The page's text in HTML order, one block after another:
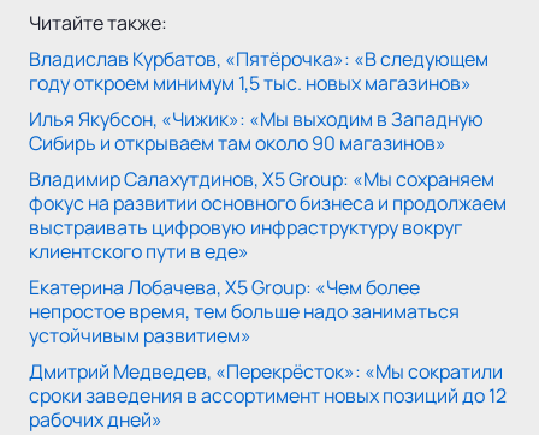
Читайте также:
Владислав Курбатов, «Пятёрочка»: «В следующем
году откроем минимум 1,5 тыс. новых магазинов»
Илья Якубсон, «Чижик»: «Мы выходим в Западную
Сибирь и открываем там около 90 магазинов»
Владимир Салахутдинов, X5 Group: «Мы сохраняем
фокус на развитии основного бизнеса и продолжаем
выстраивать цифровую инфраструктуру вокруг
клиентского пути в еде»
Екатерина Лобачева, Х5 Group: «Чем более
непростое время, тем больше надо заниматься
устойчивым развитием»
Дмитрий Медведев, «Перекрёсток»: «Мы сократили
сроки заведения в ассортимент новых позиций до 12
рабочих дней»